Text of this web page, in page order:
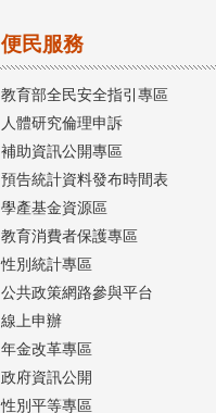
便民服務
教育部全民安全指引專區
人體研究倫理申訴
補助資訊公開專區
預告統計資料發布時間表
學產基金資源區
教育消費者保護專區
性別統計專區
公共政策網路參與平台
線上申辦
年金改革專區
政府資訊公開
性別平等專區